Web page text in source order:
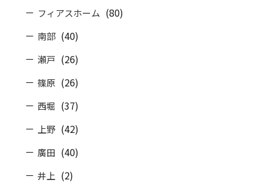
フィアスホーム (80)
南部 (40)
瀬戸 (26)
篠原 (26)
西堀 (37)
上野 (42)
廣田 (40)
井上 (2)